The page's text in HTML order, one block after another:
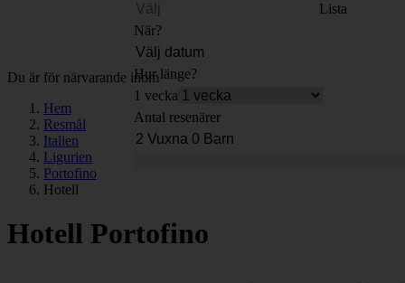
Lista
När?
Hur länge?
1 vecka
Antal resenärer
Du är för närvarande inom
Hem
Resmål
Italien
Ligurien
Portofino
Hotell
Hotell Portofino